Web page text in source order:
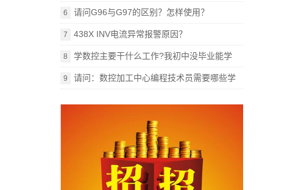
刀，怎样解决？
6 请问G96与G97的区别？怎样使用？
7 438X INV电流异常报警原因？
8 学数控主要干什么工作?我初中没毕业能学
吗?
9 请问：数控加工中心编程技术员需要哪些学